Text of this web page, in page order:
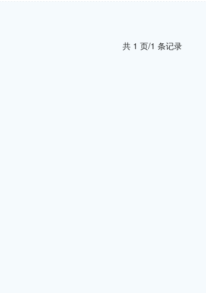
共 1 页/1 条记录